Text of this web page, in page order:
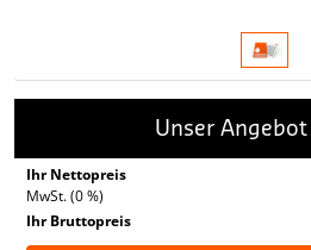
Unser
Ihr Nettopreis
MwSt. (0 %)
Ihr Bruttopreis